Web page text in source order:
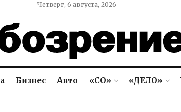
Четверг, 6 августа, 2026
Бизнес Авто «СО» «ДЕЛО»